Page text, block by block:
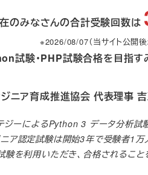
のみなさんの合計受験回数は
※2026/08/07（当サイト公開
試験・PHP試験合格を目指す
ニア育成推進協会 代表理事
テジーによるPython 3 データ分析
ア認定試験は開始3年で受験者1
験を利用いただき、合格されること